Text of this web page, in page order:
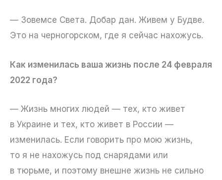
— Зовемсе Света. Добар дан. Живем у Будве.
Это на черногорском, где я сейчас нахожусь.
Как изменилась ваша жизнь после 24 февраля
2022 года?
— Жизнь многих людей — тех, кто живет
в Украине и тех, кто живет в России —
изменилась. Если говорить про мою жизнь,
то я не нахожусь под снарядами или
в тюрьме, и поэтому внешне жизнь не сильно